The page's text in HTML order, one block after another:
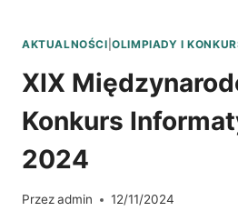
AKTUALNOŚCI |OLIMPIADY I
XIX
Konkurs
2024
Przezadmin 12/11/2024